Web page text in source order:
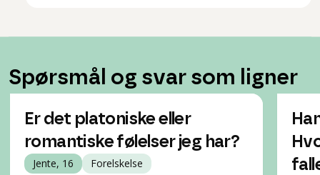
Spørsmål og svar som ligner
Er det platoniske eller
romantiske følelser jeg har?
Jente, 16 Forelskelse